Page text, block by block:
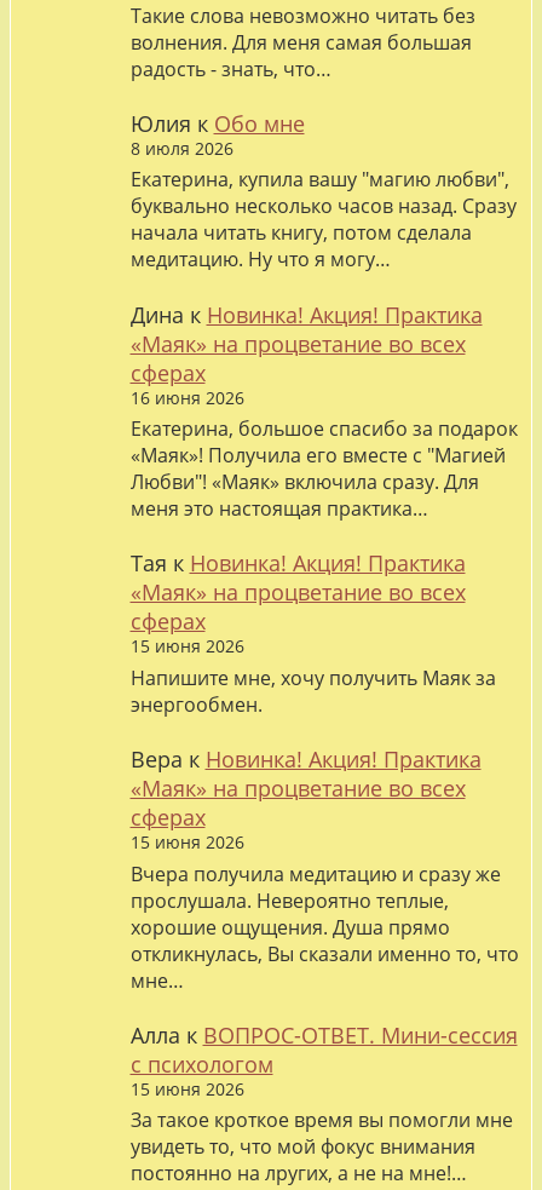
Такие слова невозможно читать без
волнения. Для меня самая большая
радость - знать, что…
Юлия к Обо мне
8 июля 2026
Екатерина, купила вашу "магию любви",
буквально несколько часов назад. Сразу
начала читать книгу, потом сделала
медитацию. Ну что я могу…
Дина к Новинка! Акция! Практика
«Маяк» на процветание во всех
сферах
16 июня 2026
Екатерина, большое спасибо за подарок
«Маяк»! Получила его вместе с "Магией
Любви"! «Маяк» включила сразу. Для
меня это настоящая практика…
Тая к Новинка! Акция! Практика
«Маяк» на процветание во всех
сферах
15 июня 2026
Напишите мне, хочу получить Маяк за
энергообмен.
Вера к Новинка! Акция! Практика
«Маяк» на процветание во всех
сферах
15 июня 2026
Вчера получила медитацию и сразу же
прослушала. Невероятно теплые,
хорошие ощущения. Душа прямо
откликнулась, Вы сказали именно то, что
мне…
Алла к ВОПРОС-ОТВЕТ. Мини-сессия
с психологом
15 июня 2026
За такое кроткое время вы помогли мне
увидеть то, что мой фокус внимания
постоянно на лругих, а не на мне!…